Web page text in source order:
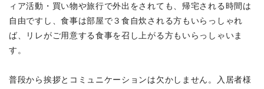
ィア活動・買い物や旅行で外出をされても、帰宅される時間は
自由ですし、食事は部屋で３食自炊される方もいらっしゃれ
ば、リレがご用意する食事を召し上がる方もいらっしゃいま
す。
普段から挨拶とコミュニケーションは欠かしません。入居者様